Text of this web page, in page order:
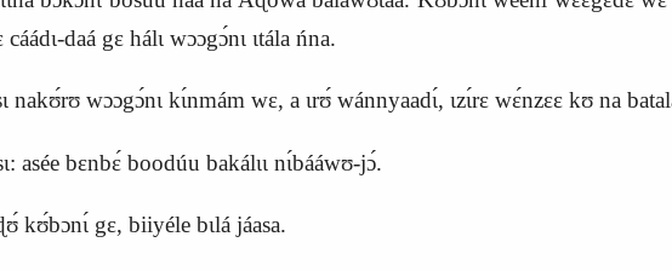
daá gɛ hálɩ wɔɔgɔ́nɩ ɩtála ńna.
nakʊ́rʊ wɔɔgɔ́nɩ kɩ́nmám wɛ, a ɩrʊ́ wánnyaadɩ́, ɩzɩ́rɛ wɛ́nzɛɛ kʊ na
asée bɛnbɛ́ boodúu bakálɩɩ nɩ́bááwʊ-jɔ́.
kʊ́bɔnɩ́ gɛ, biiyéle bɩlá jáasa.